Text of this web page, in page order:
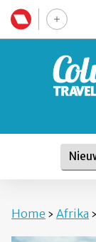
Home › Afrika ›